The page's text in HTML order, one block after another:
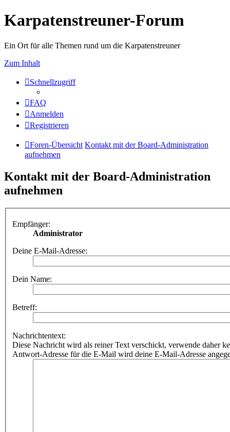
Karpatenstreuner-Forum
Ein Ort für alle Themen rund um die Karpatenstreuner
Zum Inhalt
Schnellzugriff
FAQ
Anmelden
Registrieren
Foren-Übersicht Kontakt mit der Board-Administration
aufnehmen
Kontakt mit der Board-Administration
aufnehmen
Empfänger:
Administrator
Deine E-Mail-Adresse:
Dein Name:
Betreff:
Nachrichtentext:
Diese Nachricht wird als reiner Text verschickt, verwende daher
Antwort-Adresse für die E-Mail wird deine E-Mail-Adresse